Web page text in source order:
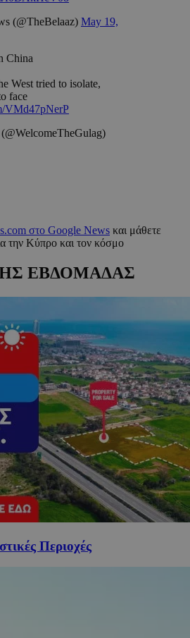
(@TheBelaaz) May 19,
China
West tried to isolate,
face
VMd47pNerP
στο Google News και μάθετε
την Κύπρο και τον κόσμο
ΕΒΔΟΜΑΔΑΣ
Περιοχές